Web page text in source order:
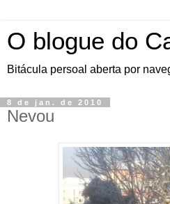
O blogue do
Bitácula persoal aberta por
8 de jan. de 2010
Nevou